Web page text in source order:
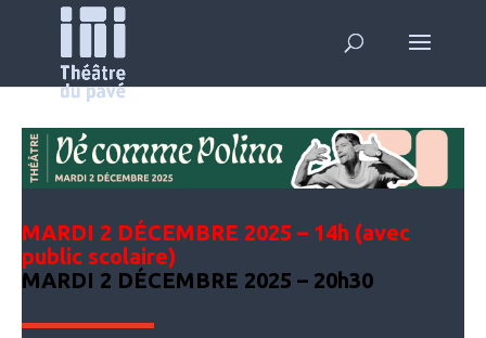
MARDI 2 DÉCEMBRE 2025 – 14h (avec
public scolaire)
MARDI 2 DÉCEMBRE 2025 – 20h30